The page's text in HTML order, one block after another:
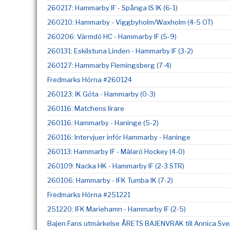
260217: Hammarby IF - Spånga IS IK (6-1)
260210: Hammarby - Viggbyholm/Waxholm (4-5 OT)
260206: Värmdö HC - Hammarby IF (5-9)
260131: Eskilstuna Linden - Hammarby IF (3-2)
260127: Hammarby Flemingsberg (7-4)
Fredmarks Hörna #260124
260123: IK Göta - Hammarby (0-3)
260116: Matchens lirare
260116: Hammarby - Haninge (5-2)
260116: Intervjuer inför Hammarby - Haninge
260113: Hammarby IF - Mälarö Hockey (4-0)
260109: Nacka HK - Hammarby IF (2-3 STR)
260106: Hammarby - IFK Tumba IK (7-2)
Fredmarks Hörna #251221
251220: IFK Mariehamn - Hammarby IF (2-5)
Bajen Fans utmärkelse ÅRETS BAJENVRAK till Annica